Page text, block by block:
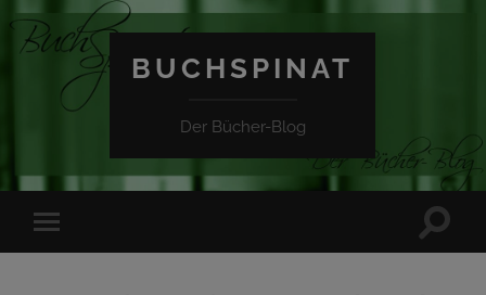
BUCHSPINAT
Der Bücher-Blog
Mobile-
Menü